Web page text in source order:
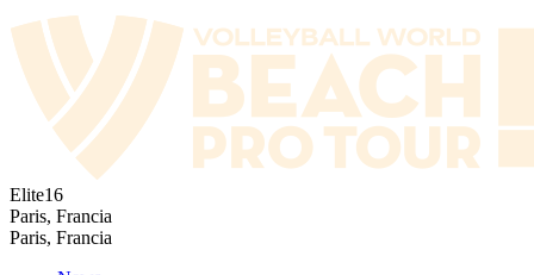
Elite16
Paris, Francia
Paris, Francia